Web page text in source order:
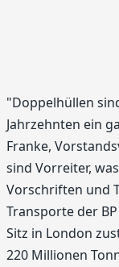
"Doppelhüllen
Jahrzehnten ein
Franke,
sind Vorreiter,
Vorschriften und
Transporte der
Sitz in London
220 Millionen